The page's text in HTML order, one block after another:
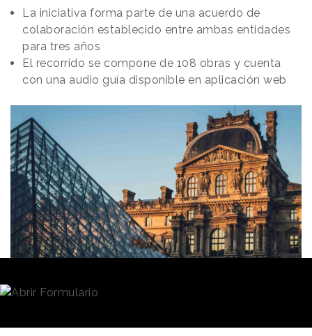
La iniciativa forma parte de una acuerdo de
colaboración establecido entre ambas entidades
para tres años
El recorrido se compone de 108 obras y cuenta
con una audio guía disponible en aplicación web
Redacción 12/11/2024 · 11:08